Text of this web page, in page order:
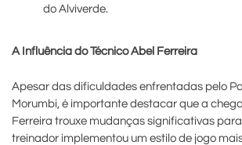
do Alviverde.
A Influência do Técnico Abel Ferreira
Apesar das dificuldades enfrentadas pelo
Morumbi, é importante destacar que a
Ferreira trouxe mudanças significativas para
treinador implementou um estilo de jogo